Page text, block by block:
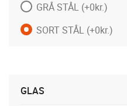
GRÅ STÅL (+0kr.)
SORT STÅL (+0kr.)
GLAS